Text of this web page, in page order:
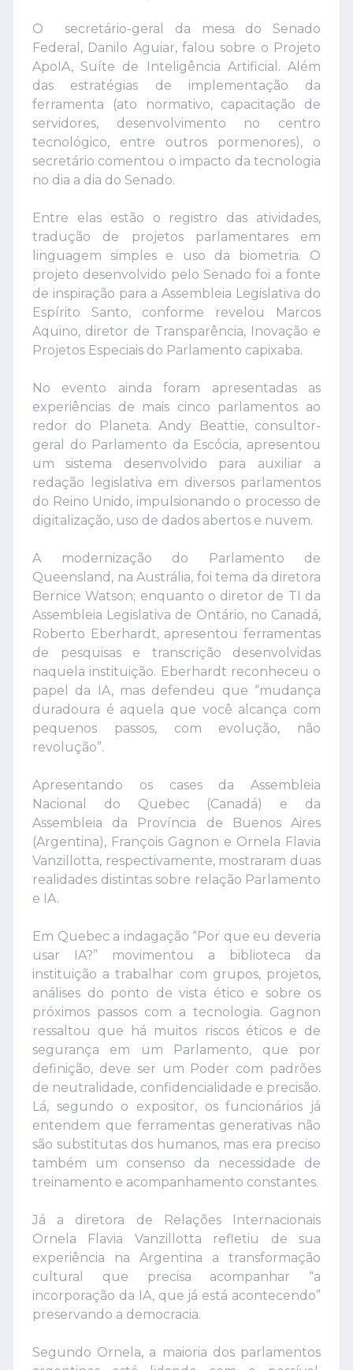
O secretário-geral da mesa do Senado
Federal, Danilo Aguiar, falou sobre o Projeto
ApoIA, Suíte de Inteligência Artificial. Além
das estratégias de implementação da
ferramenta (ato normativo, capacitação de
servidores, desenvolvimento no centro
tecnológico, entre outros pormenores), o
secretário comentou o impacto da tecnologia
no dia a dia do Senado.
Entre elas estão o registro das atividades,
tradução de projetos parlamentares em
linguagem simples e uso da biometria. O
projeto desenvolvido pelo Senado foi a fonte
de inspiração para a Assembleia Legislativa do
Espírito Santo, conforme revelou Marcos
Aquino, diretor de Transparência, Inovação e
Projetos Especiais do Parlamento capixaba.
No evento ainda foram apresentadas as
experiências de mais cinco parlamentos ao
redor do Planeta. Andy Beattie, consultor-
geral do Parlamento da Escócia, apresentou
um sistema desenvolvido para auxiliar a
redação legislativa em diversos parlamentos
do Reino Unido, impulsionando o processo de
digitalização, uso de dados abertos e nuvem.
A modernização do Parlamento de
Queensland, na Austrália, foi tema da diretora
Bernice Watson; enquanto o diretor de TI da
Assembleia Legislativa de Ontário, no Canadá,
Roberto Eberhardt, apresentou ferramentas
de pesquisas e transcrição desenvolvidas
naquela instituição. Eberhardt reconheceu o
papel da IA, mas defendeu que “mudança
duradoura é aquela que você alcança com
pequenos passos, com evolução, não
revolução”.
Apresentando os cases da Assembleia
Nacional do Quebec (Canadá) e da
Assembleia da Província de Buenos Aires
(Argentina), François Gagnon e Ornela Flavia
Vanzillotta, respectivamente, mostraram duas
realidades distintas sobre relação Parlamento
e IA.
Em Quebec a indagação “Por que eu deveria
usar IA?” movimentou a biblioteca da
instituição a trabalhar com grupos, projetos,
análises do ponto de vista ético e sobre os
próximos passos com a tecnologia. Gagnon
ressaltou que há muitos riscos éticos e de
segurança em um Parlamento, que por
definição, deve ser um Poder com padrões
de neutralidade, confidencialidade e precisão.
Lá, segundo o expositor, os funcionários já
entendem que ferramentas generativas não
são substitutas dos humanos, mas era preciso
também um consenso da necessidade de
treinamento e acompanhamento constantes.
Já a diretora de Relações Internacionais
Ornela Flavia Vanzillotta refletiu de sua
experiência na Argentina a transformação
cultural que precisa acompanhar “a
incorporação da IA, que já está acontecendo”
preservando a democracia.
Segundo Ornela, a maioria dos parlamentos